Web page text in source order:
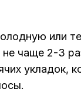
или
чаще 2-3
укладок,